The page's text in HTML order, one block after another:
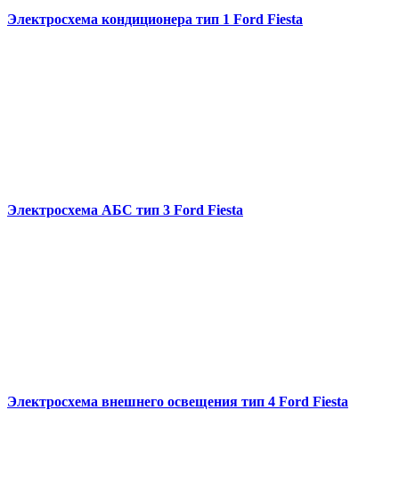
Электросхема кондиционера тип 1 Ford Fiesta
Электросхема АБС тип 3 Ford Fiesta
Электросхема внешнего освещения тип 4 Ford Fiesta